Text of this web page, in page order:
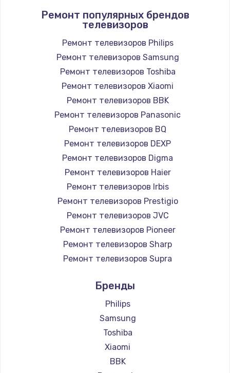
Программный ремонт/прошивка
Замена Bluetooth/Wi-Fi модуля
Заказать
Замена картридера
890 руб.
Заказать
Замена микросхемы NFC
1100 руб.
Заказать
Замена шим-контроллера
Заказать
Настройка Wi-Fi
1030 руб.
Заказать
Ремонт популярных брендов
телевизоров
Ремонт телевизоров Philips
Ремонт телевизоров Samsung
Ремонт телевизоров Toshiba
Ремонт телевизоров Xiaomi
Ремонт телевизоров BBK
Ремонт телевизоров Panasonic
Ремонт телевизоров BQ
Ремонт телевизоров DEXP
Ремонт телевизоров Digma
Ремонт телевизоров Haier
Ремонт телевизоров Irbis
Ремонт телевизоров Prestigio
Ремонт телевизоров JVC
Ремонт телевизоров Pioneer
Ремонт телевизоров Sharp
Ремонт телевизоров Supra
Ремонт телевизоров Hisense
Ремонт телевизоров Daewoo
Ремонт телевизоров Centek
Ремонт телевизоров Telefunken
Ремонт телевизоров Hyundai
Ремонт телевизоров Doffler
Бренды
Philips
Samsung
Toshiba
Xiaomi
BBK